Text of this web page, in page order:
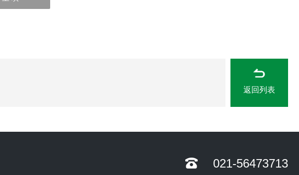
返回列表
021-56473713